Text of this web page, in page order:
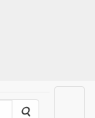
Zoeken